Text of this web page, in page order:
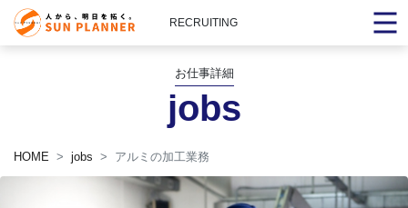
RECRUITING
お仕事詳細
jobs
HOME jobs アルミの加工業務